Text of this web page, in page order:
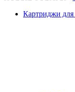
Картриджи для